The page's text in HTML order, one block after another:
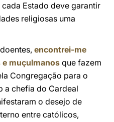
Estado deve garantir
religiosas uma
encontrei-me
muçulmanos que fazem
Congregação para o
a chefia do Cardeal
o desejo de
entre católicos,